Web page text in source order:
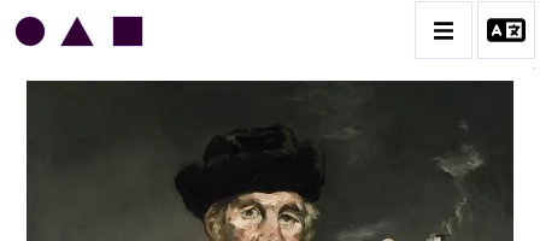
EDOUARD MANET